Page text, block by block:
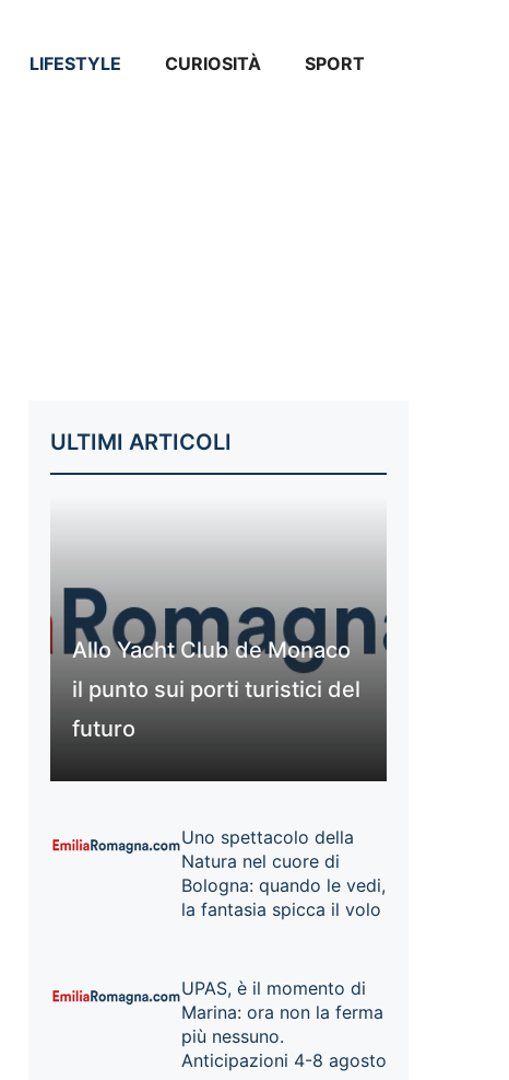
LIFESTYLE CURIOSITÀ SPORT
ULTIMI ARTICOLI
Allo Yacht Club de Monaco
il punto sui porti turistici del
futuro
Uno spettacolo della
Natura nel cuore di
Bologna: quando le vedi,
la fantasia spicca il volo
UPAS, è il momento di
Marina: ora non la ferma
più nessuno.
Anticipazioni 4-8 agosto